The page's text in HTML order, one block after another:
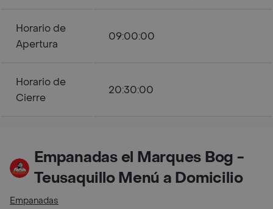
Horario de
Apertura
09:00:00
Horario de
Cierre
20:30:00
Empanadas el Marques Bog -
Teusaquillo Menú a Domicilio
Empanadas